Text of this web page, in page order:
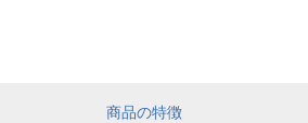
商品の特徴